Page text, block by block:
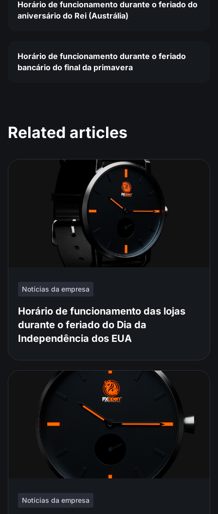
Horário de funcionamento durante o feriado do
aniversário do Rei (Austrália)
Horário de funcionamento durante o feriado
bancário do final da primavera
Related articles
Notícias da empresa
Horário de funcionamento das lojas
durante o feriado do Dia da
Independência dos EUA
Notícias da empresa